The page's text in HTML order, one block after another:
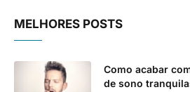
MELHORES POSTS
Como acabar
de sono